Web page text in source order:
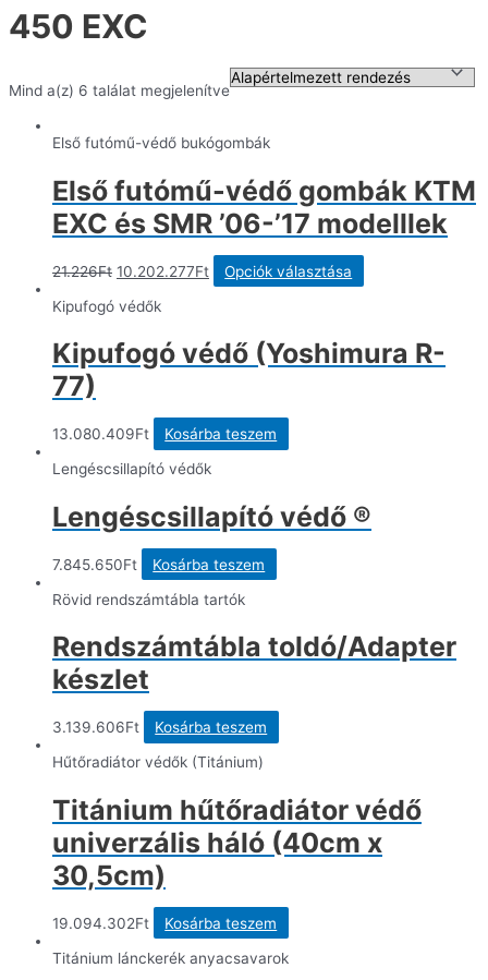
450 EXC
Mind a(z) 6 találat megjelenítve
Első futómű-védő bukógombák
Első futómű-védő gombák KTM
EXC és SMR ’06-’17 modelllek
21.226Ft Original
was:
10.202.277FtCurrent
price
Opciók választása
a
variációja
van.
Kipufogó védők
Kipufogó védő (Yoshimura R-
77)
13.080.409Ft
Kosárba teszem
Lengéscsillapító védők
Lengéscsillapító védő ®
7.845.650Ft
Kosárba teszem
Rövid rendszámtábla tartók
Rendszámtábla toldó/Adapter
készlet
3.139.606Ft
Kosárba teszem
Hűtőradiátor védők (Titánium)
Titánium hűtőradiátor védő
univerzális háló (40cm x
30,5cm)
19.094.302Ft Kosárba teszem
Titánium lánckerék anyacsavarok